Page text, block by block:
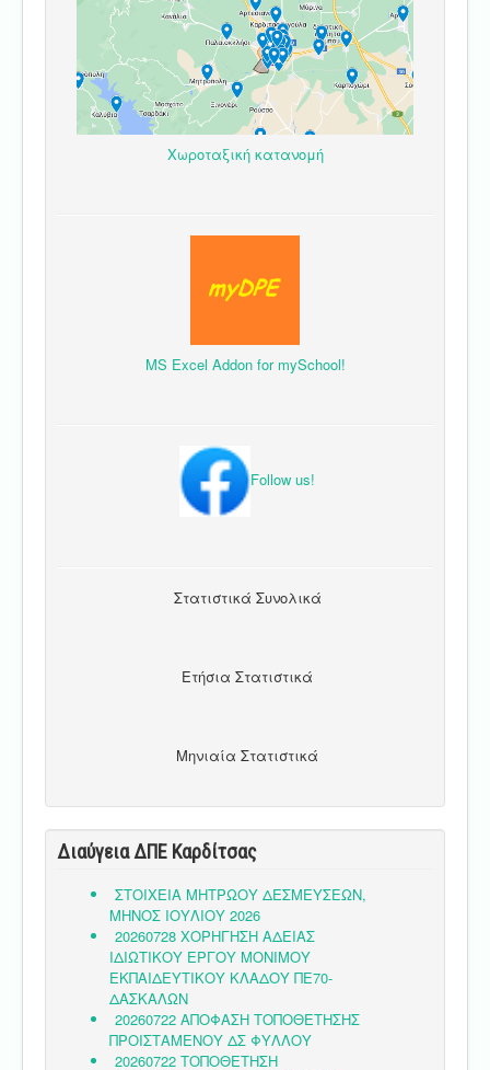
Χωροταξική κατανομή
MS Excel Addon for mySchool!
Follow us!
Στατιστικά Συνολικά
Ετήσια Στατιστικά
Μηνιαία Στατιστικά
Διαύγεια ΔΠΕ Καρδίτσας